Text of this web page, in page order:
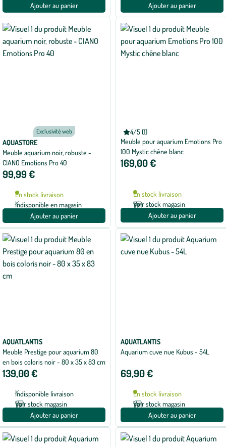
Ajouter au panier
Ajouter au panier
Exclusivité web
AQUASTORE
Meuble aquarium noir, robuste -
CIANO Emotions Pro 40
99,99 €
En stock livraison
Indisponible en magasin
Ajouter au panier
4/5 (1)
Note
moyenne
de
4
sur
CIANO
Meuble pour aquarium Emotions Pro
100 Mystic chêne blanc
169,00 €
En stock livraison
Voir stock magasin
Ajouter au panier
AQUATLANTIS
Meuble Prestige pour aquarium 80
en bois coloris noir - 80 x 35 x 83 cm
139,00 €
Indisponible livraison
Voir stock magasin
Ajouter au panier
AQUATLANTIS
Aquarium cuve nue Kubus - 54L
69,90 €
En stock livraison
Voir stock magasin
Ajouter au panier